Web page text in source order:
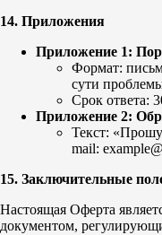
14. Приложения
Приложение 1:
Формат:
сути
Срок ответа:
Приложение 2:
Текст:
mail:
15. Заключительные
Настоящая Оферта
документом,